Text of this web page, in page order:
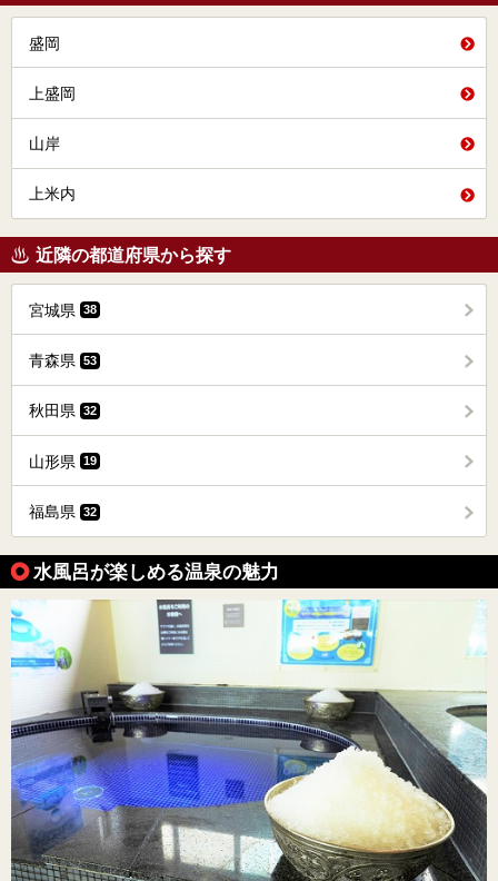
盛岡
上盛岡
山岸
上米内
近隣の都道府県から探す
宮城県 38
青森県 53
秋田県 32
山形県 19
福島県 32
水風呂が楽しめる温泉の魅力